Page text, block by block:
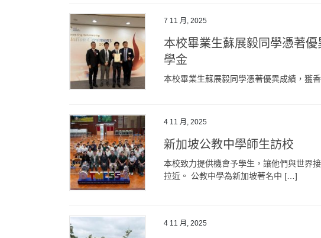
7 11 月, 2025
本校畢業生蘇展毅同學憑著
學金
本校畢業生蘇展毅同學憑著優異成績，獲
4 11 月, 2025
新加坡公教中學師生訪校
本校致力提供機會予學生，讓他們與世界
拉近。 公教中學為新加坡著名中 […]
4 11 月, 2025